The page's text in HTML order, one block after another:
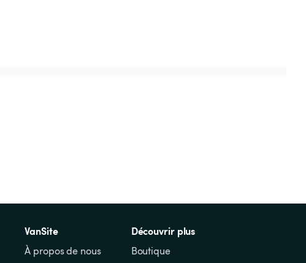
VanSite
À propos de nous
Découvrir plus
Boutique